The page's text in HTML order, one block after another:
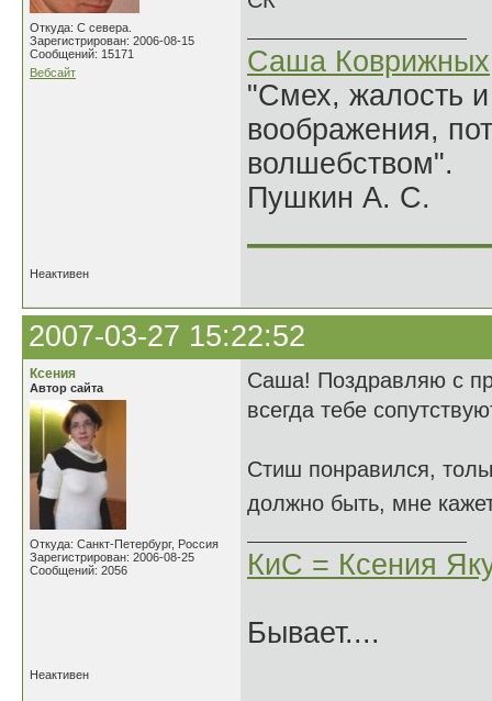
Откуда: С севера.
Зарегистрирован: 2006-08-15
Сообщений: 15171
Вебсайт
Саша Коврижных
"Смех, жалость
воображения,
волшебством".
Пушкин А. С.
Неактивен
2007-03-27 15:22:52
Ксения
Автор сайта
Откуда: Санкт-Петербург, Россия
Зарегистрирован: 2006-08-25
Сообщений: 2056
Саша! Поздравляю с
всегда тебе
Стиш понравился,
должно быть, мне
КиС = Ксения
Бывает....
Неактивен